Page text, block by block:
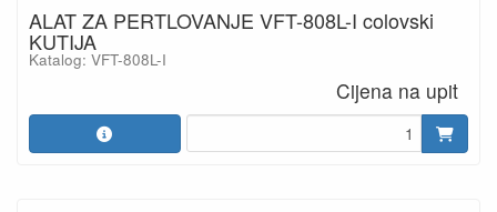
ALAT ZA PERTLOVANJE VFT-808L-I colovski
KUTIJA
Katalog: VFT-808L-I
Cijena na upit